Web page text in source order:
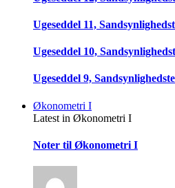
Ugeseddel 11,
Ugeseddel 10,
Ugeseddel 9,
Økonometri I
Latest in Økonometri I
Noter til Økonometri I